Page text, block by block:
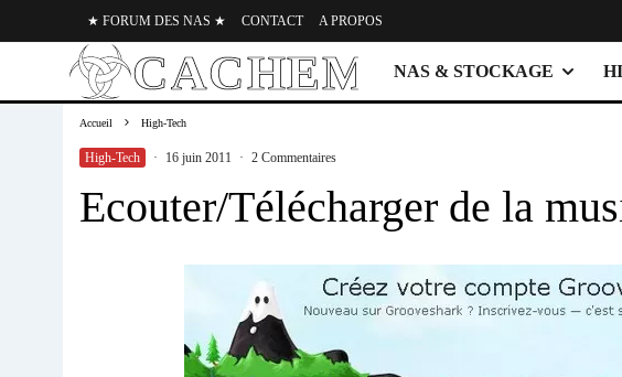
★ FORUM DES NAS ★ CONTACT A PROPOS
NAS & STOCKAGE
Accueil High-Tech
High-Tech · 16 juin 2011 · 2 Commentaires
Ecouter/Télécharger de la